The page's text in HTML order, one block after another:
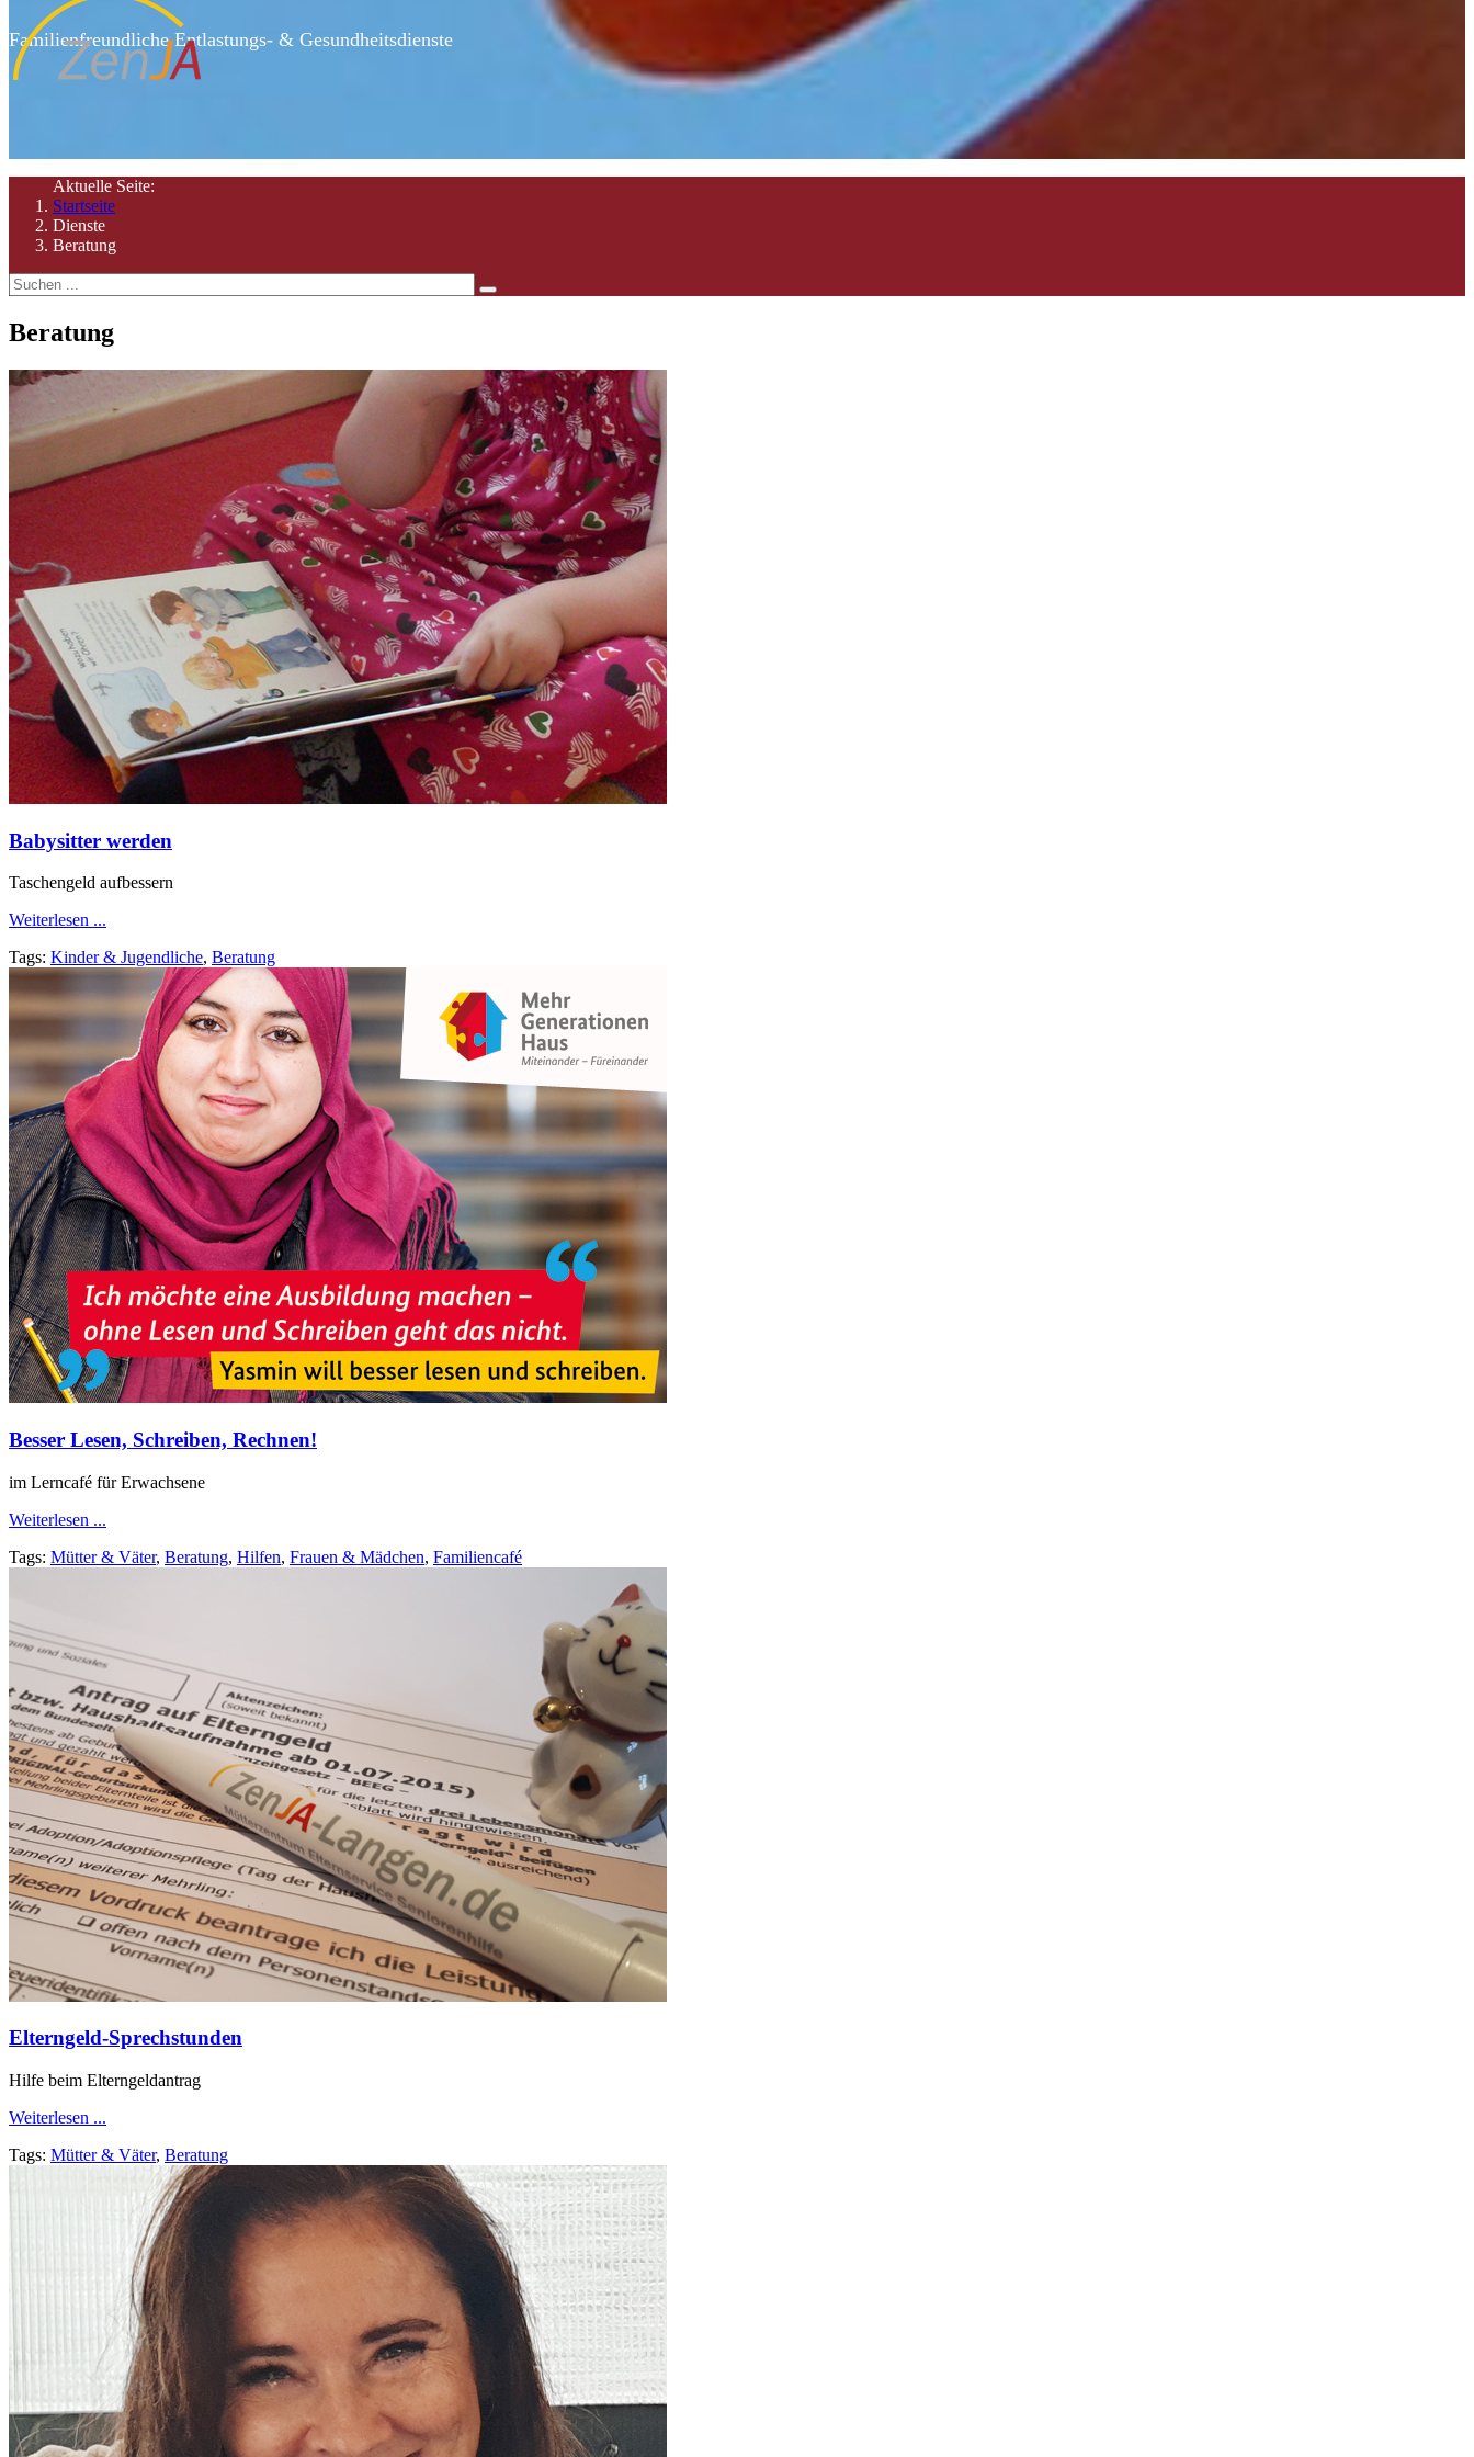
Familienfreundliche Entlastungs- & Gesundheitsdienste
Aktuelle Seite:
Startseite
Dienste
Beratung
Beratung
Babysitter werden
Taschengeld aufbessern
Weiterlesen ...
Tags: Kinder & Jugendliche, Beratung
Besser Lesen, Schreiben, Rechnen!
im Lerncafé für Erwachsene
Weiterlesen ...
Tags: Mütter & Väter, Beratung, Hilfen, Frauen & Mädchen, Familiencafé
Elterngeld-Sprechstunden
Hilfe beim Elterngeldantrag
Weiterlesen ...
Tags: Mütter & Väter, Beratung